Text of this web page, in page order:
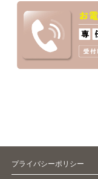
プライバシーポリシー